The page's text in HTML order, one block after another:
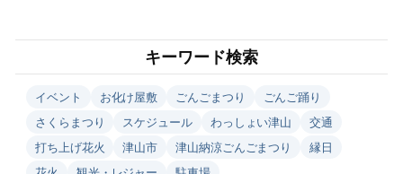
キーワード検索
イベント お化け屋敷 ごんごまつり
ごんご踊り
さくらまつり
スケジュール わっしょい津山
交通
打ち上げ花火
津山市 津山納涼ごんごまつり
縁日